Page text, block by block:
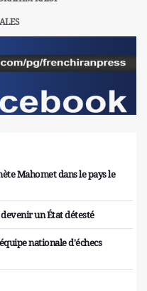
Mahomet dans le pays le
un État détesté
nationale d'échecs